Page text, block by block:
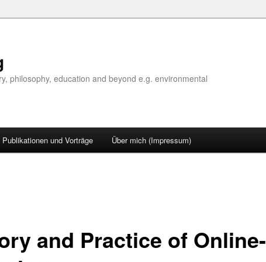
philosophy, education and beyond e.g. environmental
Publikationen und Vorträge Über mich (Impressum)
and Practice of Online-